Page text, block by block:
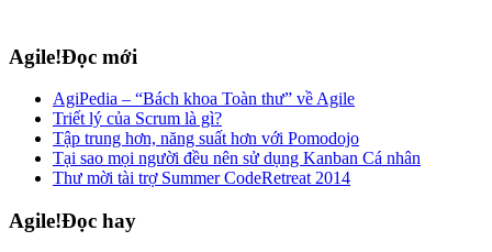
Agile!Đọc mới
AgiPedia – “Bách khoa Toàn thư” về Agile
Triết lý của Scrum là gì?
Tập trung hơn, năng suất hơn với Pomodojo
Tại sao mọi người đều nên sử dụng Kanban Cá nhân
Thư mời tài trợ Summer CodeRetreat 2014
Agile!Đọc hay